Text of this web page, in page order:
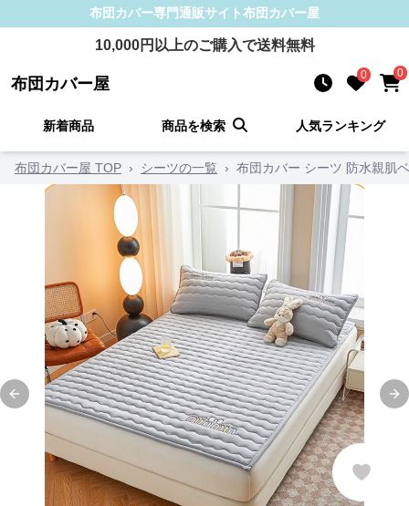
布団カバー専門通販サイト布団カバー屋
10,000円以上のご購入で送料無料
布団カバー屋 0 0
新着商品 商品を検索 人気ランキング
布団カバー屋 TOP › シーツの一覧 › 布団カバー シーツ 防水親肌
Previous slide